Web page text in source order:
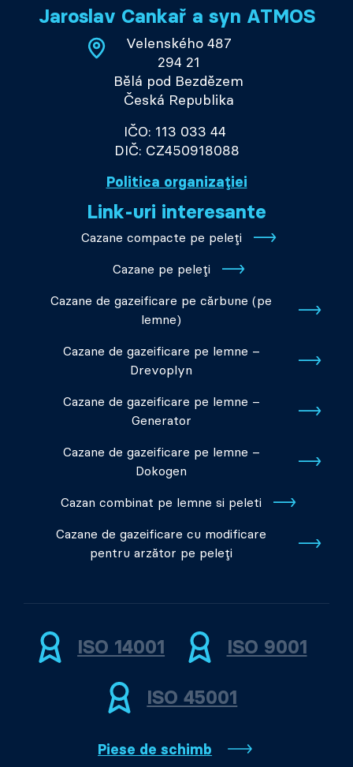
Jaroslav Cankař a syn ATMOS
Velenského 487
294 21
Bělá pod Bezdězem
Česká Republika
IČO: 113 033 44
DIČ: CZ450918088
Politica organizației
Link-uri interesante
Cazane compacte pe peleți
Cazane pe peleți
Cazane de gazeificare pe cărbune (pe
lemne)
Cazane de gazeificare pe lemne –
Drevoplyn
Cazane de gazeificare pe lemne –
Generator
Cazane de gazeificare pe lemne –
Dokogen
Cazan combinat pe lemne si peleti
Cazane de gazeificare cu modificare
pentru arzător pe peleți
ISO 14001 ISO 9001
ISO 45001
Piese de schimb